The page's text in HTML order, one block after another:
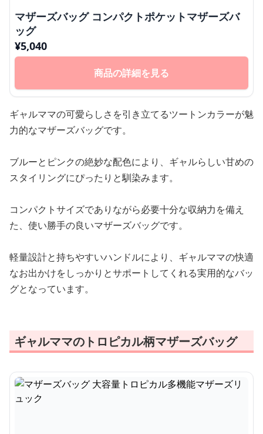
マザーズバッグ コンパクトポケットマザーズバ
ッグ
¥5,040
商品の詳細を見る
ギャルママの可愛らしさを引き立てるツートンカラーが魅
力的なマザーズバッグです。
ブルーとピンクの絶妙な配色により、ギャルらしい甘めの
スタイリングにぴったりと馴染みます。
コンパクトサイズでありながら必要十分な収納力を備え
た、使い勝手の良いマザーズバッグです。
軽量設計と持ちやすいハンドルにより、ギャルママの快適
なお出かけをしっかりとサポートしてくれる実用的なバッ
グとなっています。
ギャルママのトロピカル柄マザーズバッグ